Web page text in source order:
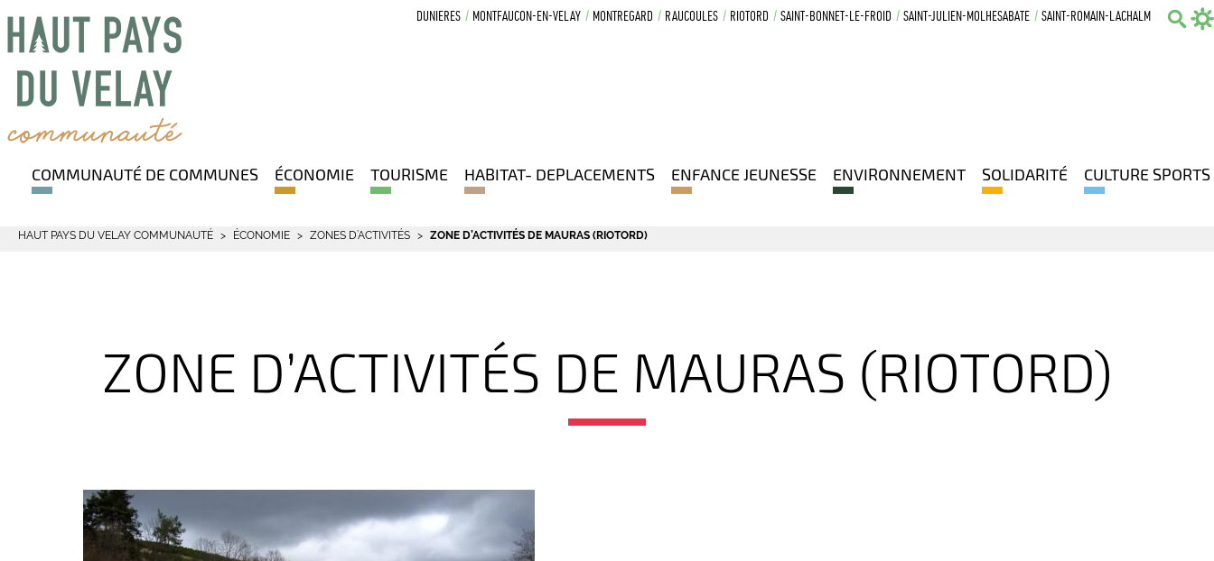
DUNIERES MONTFAUCON-EN-VELAY MONTREGARD RAUCOULES RIOTORD SAINT-BONNET-LE-FROID SAINT-JULIEN-MOLHESABATE SAINT-ROMAIN-LACHALM
COMMUNAUTÉ DE COMMUNES ÉCONOMIE TOURISME HABITAT- DEPLACEMENTS ENFANCE JEUNESSE ENVIRONNEMENT SOLIDARITÉ CULTURE SPORTS
HAUT PAYS DU VELAY COMMUNAUTÉ ÉCONOMIE ZONES D’ACTIVITÉS ZONE D’ACTIVITÉS DE MAURAS (RIOTORD)
ZONE D’ACTIVITÉS DE MAURAS (RIOTORD)